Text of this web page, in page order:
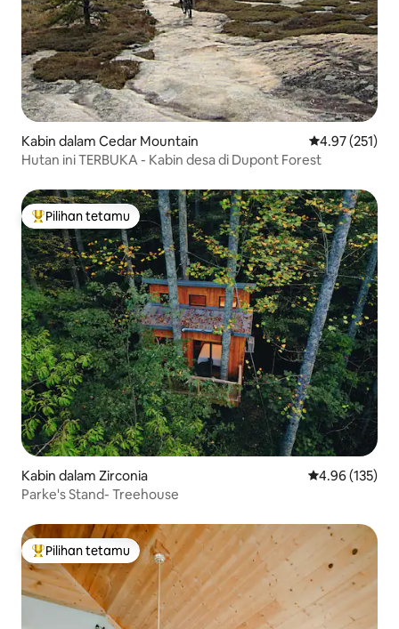
Kabin dalam Cedar Mountain Penarafan
4.97 (251)
Hutan ini TERBUKA - Kabin desa di Dupont Forest
Pilihan utama tetamu
Pilihan tetamu
Kabin dalam Zirconia Penarafan
4.96 (135)
Parke's Stand- Treehouse
Pilihan utama tetamu
Pilihan tetamu